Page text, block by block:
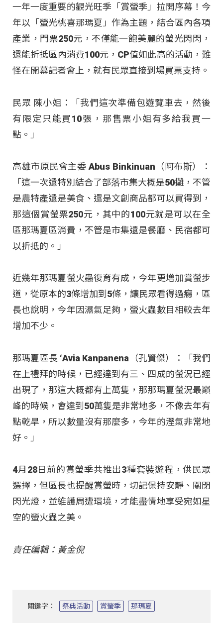
一年一度重要的觀光旺季「賞螢季」拉開序幕！今
年以「螢光桃喜那瑪夏」作為主題，結合區內各項
產業，門票250元，不僅能一飽美麗的螢光閃閃，
還能折抵區內消費100元，CP值如此高的活動，難
怪在開幕記者會上，就有民眾直接到場買票支持。
民眾 陳小姐：「我們這次準備包遊覽車去，然後
有限定只能買10張，那售票小姐有多給我買一
點。」
高雄市原民會主委 Abus Binkinuan（阿布斯）：
「這一次還特別結合了部落市集大概是50攤，不管
是農特產還是美食、還是文創商品都可以買得到，
那這個賞螢票250元，其中的100元就是可以在全
區那瑪夏區消費，不管是市集還是餐廳、民宿都可
以折抵的。」
近幾年那瑪夏螢火蟲復育有成，今年更增加賞螢步
道，從原本的3條增加到5條，讓民眾看得過癮，區
長也說明，今年因濕氣足夠，螢火蟲數目相較去年
增加不少。
那瑪夏區長 ‘Avia Kanpanena（孔賢傑）：「我們
在上禮拜的時候，已經達到有三、四成的螢況已經
出現了，那這大概都有上萬隻，那那瑪夏螢況最巔
峰的時候，會達到50萬隻是非常地多，不像去年有
點乾旱，所以數量沒有那麼多，今年的溼氣非常地
好。」
4月28日前的賞螢季共推出3種套裝遊程，供民眾
選擇，但區長也提醒賞螢時，切記保持安靜、關閉
閃光燈，並維護周遭環境，才能盡情地享受宛如星
空的螢火蟲之美。
責任編輯：黃金倪
關鍵字： 祭典活動 賞螢季 那瑪夏